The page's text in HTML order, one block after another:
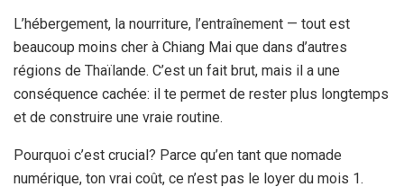
L’hébergement, la nourriture, l’entraînement — tout est
beaucoup moins cher à Chiang Mai que dans d’autres
régions de Thaïlande. C’est un fait brut, mais il a une
conséquence cachée: il te permet de rester plus longtemps
et de construire une vraie routine.
Pourquoi c’est crucial? Parce qu’en tant que nomade
numérique, ton vrai coût, ce n’est pas le loyer du mois 1.